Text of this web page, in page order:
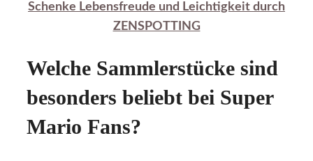
Schenke Lebensfreude und Leichtigkeit durch
ZENSPOTTING
Welche Sammlerstücke sind
besonders beliebt bei Super
Mario Fans?